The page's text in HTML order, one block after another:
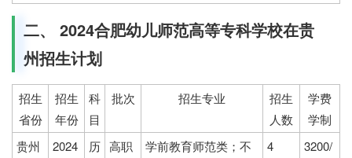
二、 2024合肥幼儿师范高等专科学校在贵
州招生计划
招生
省份
招生
年份
科
目
批次 招生专业
招生
人数
学费
学制
贵州
2024
历 高职
学前教育师范类；不
4
3200/